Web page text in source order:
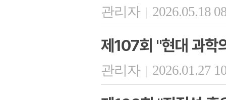
관리자 | 2026.05.18
제107회 "현대 과학
관리자 | 2026.01.27